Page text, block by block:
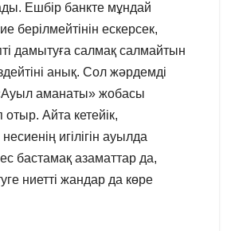
Ешбір банкте мұндай
берілмейтінін ескерсек,
дамытуға салмақ салмайтын
анық. Сол жәрдемді
аманаты» жобасы
Айта кетейік,
игілігін ауылда
бастамақ азаматтар да,
ниетті жандар да көре